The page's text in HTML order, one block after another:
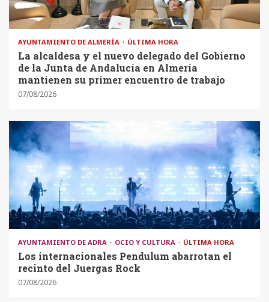
AYUNTAMIENTO DE ALMERÍA ÚLTIMA HORA
La alcaldesa y el nuevo delegado del Gobierno
de la Junta de Andalucía en Almería
mantienen su primer encuentro de trabajo
07/08/2026
AYUNTAMIENTO DE ADRA OCIO Y CULTURA ÚLTIMA HORA
Los internacionales Pendulum abarrotan el
recinto del Juergas Rock
07/08/2026